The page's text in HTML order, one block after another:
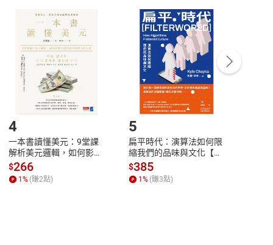
點選「瀏覽訂單明細」
「申請取消訂單/退
貨。
付款方式
Payment
完成訂單
Complete
號，下載書籍後看書
4
一本書讀懂美元：9堂課
解析美元邏輯，如何影響
全球經濟和每個人的投資
【電子書】
$266
1% (賺2點)
5
扁平時代：演算法如何限
縮我們的品味與文化【電
子書】
$385
1% (賺3點)